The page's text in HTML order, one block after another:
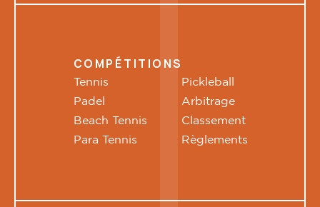
COMPÉTITIONS
Tennis
Padel
Beach Tennis
Para Tennis
Pickleball
Arbitrage
Classement
Règlements